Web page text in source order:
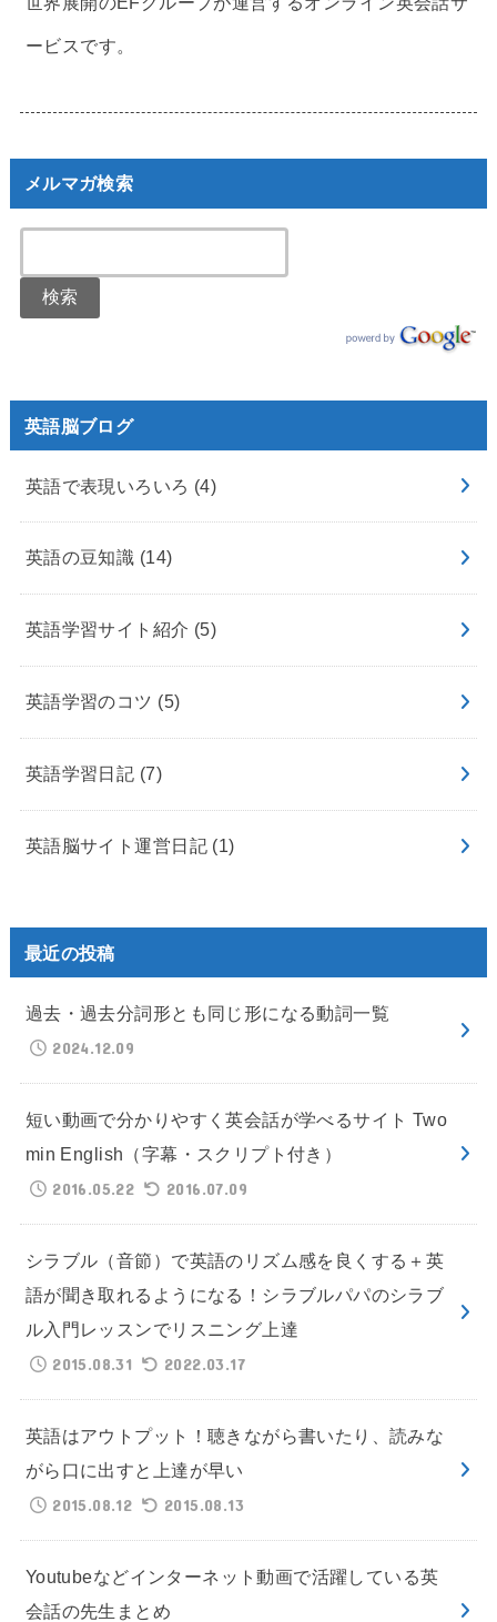
ービスです。
メルマガ検索
英語脳ブログ
英語で表現いろいろ (4)
英語の豆知識 (14)
英語学習サイト紹介 (5)
英語学習のコツ (5)
英語学習日記 (7)
英語脳サイト運営日記 (1)
最近の投稿
過去・過去分詞形とも同じ形になる動詞一覧
2024.12.09
短い動画で分かりやすく英会話が学べるサイト Two
min English（字幕・スクリプト付き）
2016.05.22
2016.07.09
シラブル（音節）で英語のリズム感を良くする＋英
語が聞き取れるようになる！シラブルパパのシラブ
ル入門レッスンでリスニング上達
2015.08.31
2022.03.17
英語はアウトプット！聴きながら書いたり、読みな
がら口に出すと上達が早い
2015.08.12
2015.08.13
Youtubeなどインターネット動画で活躍している英
会話の先生まとめ